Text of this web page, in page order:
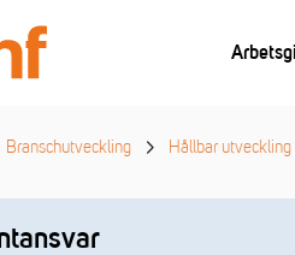
Branschutveckling Hållbar utveckling